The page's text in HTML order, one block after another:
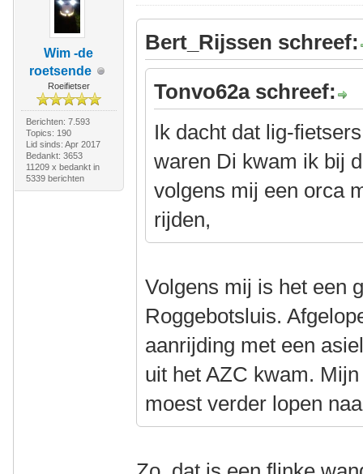
Wim -de
roetsende
Roeifietser
Berichten: 7.593
Topics: 190
Lid sinds: Apr 2017
Bedankt: 3653
11209 x bedankt in
5339 berichten
Bert_Rijssen schreef:
Tonvo62a schreef:
Ik dacht dat lig-
waren Di kwam ik bij
volgens mij een orca
rijden,
Volgens mij is het een
Roggebotsluis.
aanrijding met een
uit het AZC kwam.
moest verder lopen